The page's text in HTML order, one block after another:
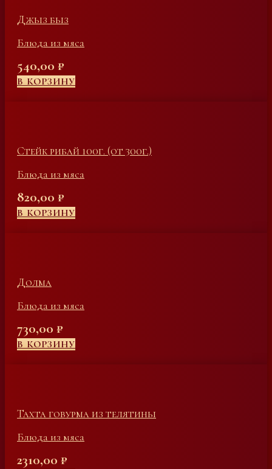
Джыз быз
Блюда из мяса
540,00 ₽
В КОРЗИНУ
Стейк рибай 100г. (от 300г.)
Блюда из мяса
820,00 ₽
В КОРЗИНУ
Долма
Блюда из мяса
730,00 ₽
В КОРЗИНУ
Тахта говурма из телятины
Блюда из мяса
2310,00 ₽